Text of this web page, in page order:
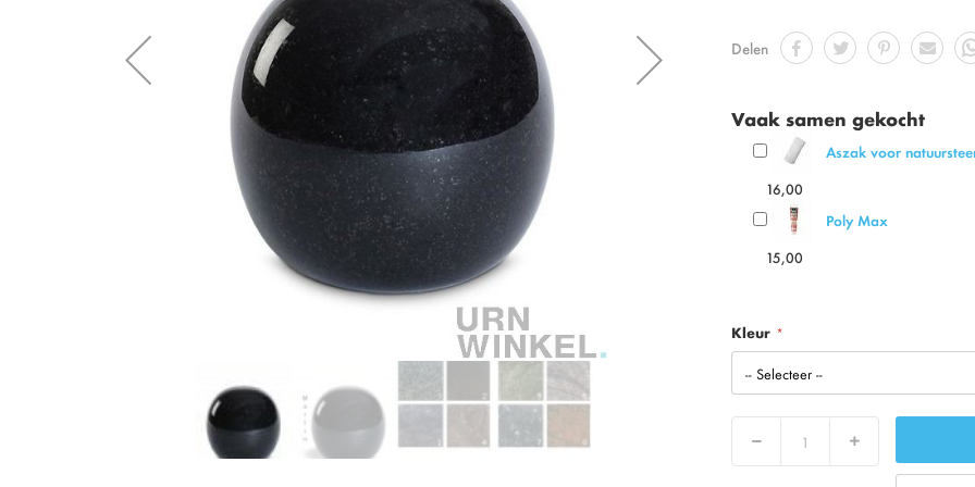
Delen
Vaak samen gekocht
Aszak voor
16,00
Poly Max
15,00
Kleur
Decrease Increase